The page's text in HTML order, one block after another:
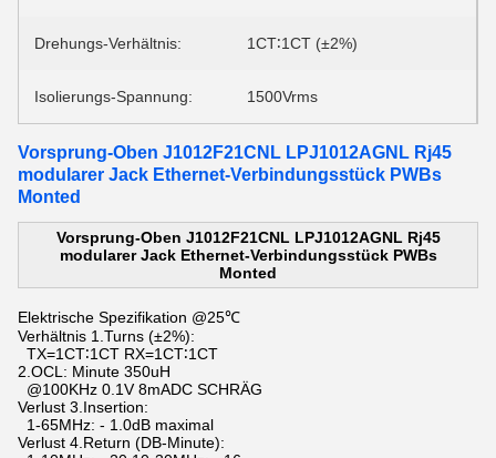
Drehungs-Verhältnis: 1CT∶1CT (±2%)
Isolierungs-Spannung: 1500Vrms
Vorsprung-Oben J1012F21CNL LPJ1012AGNL Rj45
modularer Jack Ethernet-Verbindungsstück PWBs
Monted
Vorsprung-Oben J1012F21CNL LPJ1012AGNL Rj45
modularer Jack Ethernet-Verbindungsstück PWBs
Monted
Elektrische Spezifikation @25℃
Verhältnis 1.Turns (±2%):
TX=1CT∶1CT RX=1CT∶1CT
2.OCL: Minute 350uH
@100KHz 0.1V 8mADC SCHRÄG
Verlust 3.Insertion:
1-65MHz: - 1.0dB maximal
Verlust 4.Return (DB-Minute):